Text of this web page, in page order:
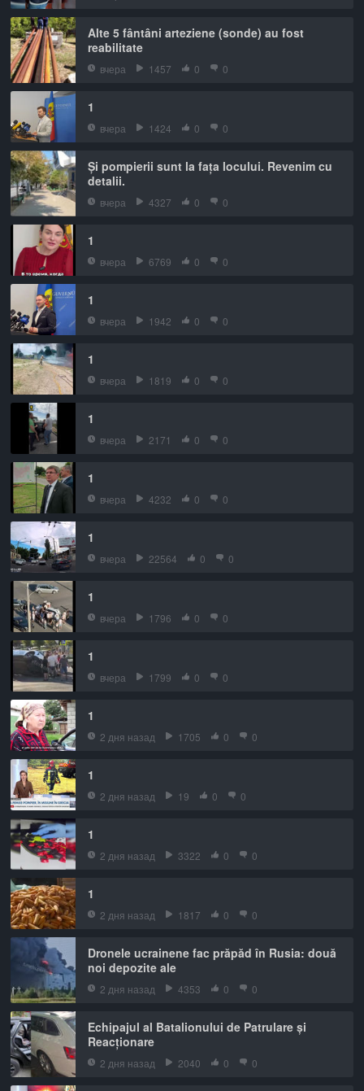
Alte 5 fântâni arteziene (sonde) au fost
reabilitate
вчера 1457 0 0
1
вчера 1424 0 0
Și pompierii sunt la fața locului. Revenim cu
detalii.
вчера 4327 0 0
1
вчера 6769 0 0
1
вчера 1942 0 0
1
вчера 1819 0 0
1
вчера 2171 0 0
1
вчера 4232 0 0
1
вчера 22564 0 0
1
вчера 1796 0 0
1
вчера 1799 0 0
1
2 дня назад 1705 0 0
1
2 дня назад 19 0 0
1
2 дня назад 3322 0 0
1
2 дня назад 1817 0 0
Dronele ucrainene fac prăpăd în Rusia: două
noi depozite ale
2 дня назад 4353 0 0
Echipajul al Batalionului de Patrulare și
Reacționare
2 дня назад 2040 0 0